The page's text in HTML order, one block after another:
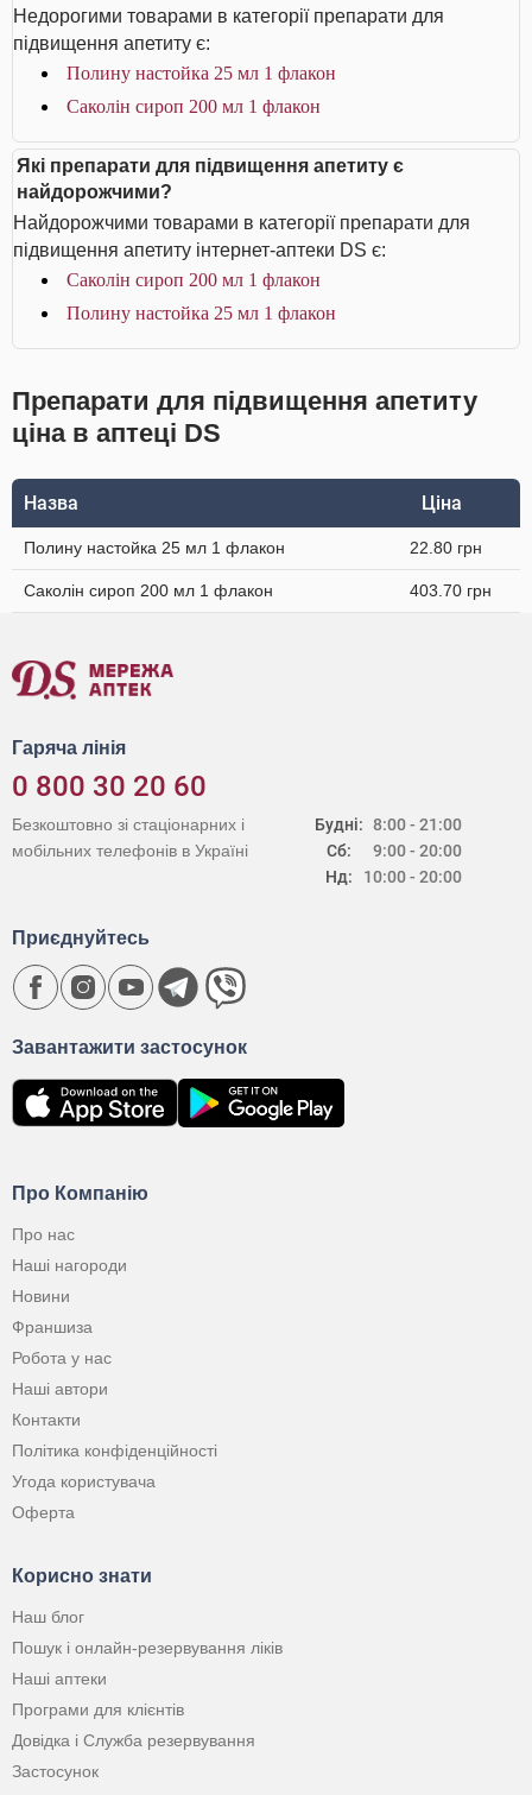
Недорогими товарами в категорії препарати для
підвищення апетиту є:
Полину настойка 25 мл 1 флакон
Саколін сироп 200 мл 1 флакон
Які препарати для підвищення апетиту є
найдорожчими?
Найдорожчими товарами в категорії препарати для
підвищення апетиту інтернет-аптеки DS є:
Саколін сироп 200 мл 1 флакон
Полину настойка 25 мл 1 флакон
Препарати для підвищення апетиту
ціна в аптеці DS
Назва Ціна
Полину настойка 25 мл 1 флакон 22.80 грн
Саколін сироп 200 мл 1 флакон 403.70 грн
Гаряча лінія
0 800 30 20 60
Будні:
Сб:
Нд:
8:00 - 21:00
9:00 - 20:00
10:00 - 20:00
Безкоштовно зі стаціонарних і
мобільних телефонів в Україні
Про Компанію
Про нас
Наші нагороди
Новини
Франшиза
Робота у нас
Наші автори
Контакти
Політика конфіденційності
Угода користувача
Оферта
Корисно знати
Наш блог
Пошук і онлайн-резервування ліків
Наші аптеки
Програми для клієнтів
Довідка і Служба резервування
Застосунок
Завантажити застосунок
Приєднуйтесь